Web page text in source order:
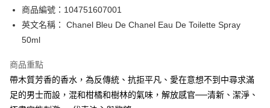
PayMe
WeChat Pay
送貨方式
順豐自助櫃 - 確認發貨後1-3個工作天送達
商品編號：104751607001
英文名稱： Chanel Bleu De Chanel Eau De Toilette Spray
50ml
商品重點
帶木質芳香的香水，為反傳統、抗拒平凡、愛在意想不到中尋求滿
足的男士而設，混和柑橘和樹林的氣味，解放感官──清新、潔淨、